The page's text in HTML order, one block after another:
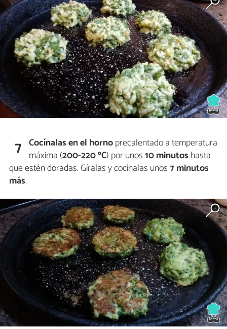
7 Cocínalas en el hornoprecalentado a temperatura
máxima (200-220 ºC) por unos10 minutos hasta
que estén doradas. Gíralas y cocínalas unos7 minutos
más.